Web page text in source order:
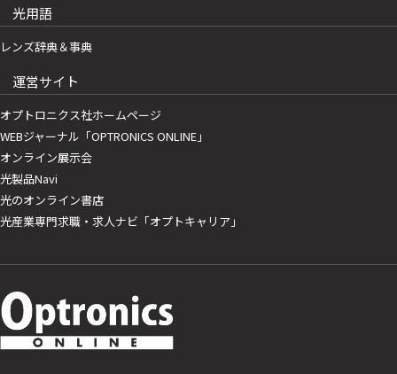
光用語
レンズ辞典＆事典
運営サイト
オプトロニクス社ホームページ
WEBジャーナル「OPTRONICS ONLINE」
オンライン展示会
光製品Navi
光のオンライン書店
光産業専門求職・求人ナビ「オプトキャリア」